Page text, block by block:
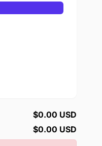
$0.00 USD
$0.00 USD